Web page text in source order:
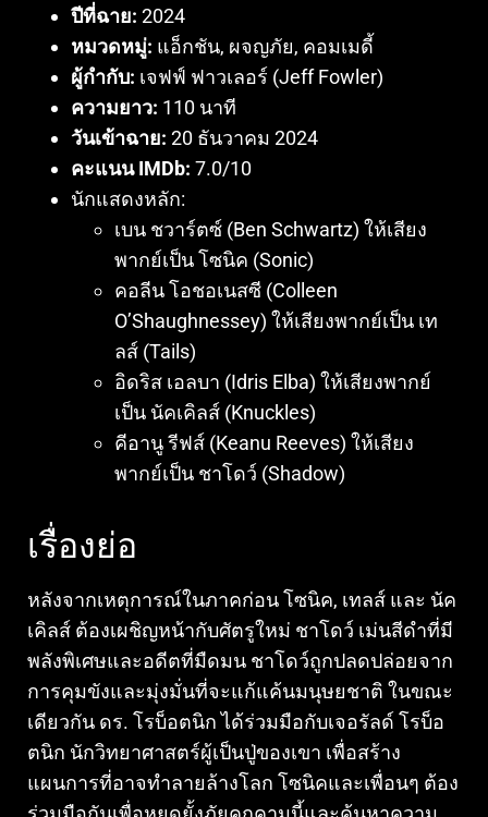
ปีที่ฉาย: 2024
หมวดหมู่: แอ็กชัน, ผจญภัย, คอมเมดี้
ผู้กำกับ: เจฟฟ์ ฟาวเลอร์ (Jeff Fowler)
ความยาว: 110 นาที
วันเข้าฉาย: 20 ธันวาคม 2024
คะแนน IMDb: 7.0/10
นักแสดงหลัก:
เบน ชวาร์ตซ์ (Ben Schwartz) ให้เสียง
พากย์เป็น โซนิค (Sonic)
คอลีน โอชอเนสซี (Colleen
O’Shaughnessey) ให้เสียงพากย์เป็น เท
ลส์ (Tails)
อิดริส เอลบา (Idris Elba) ให้เสียงพากย์
เป็น นัคเคิลส์ (Knuckles)
คีอานู รีฟส์ (Keanu Reeves) ให้เสียง
พากย์เป็น ชาโดว์ (Shadow)
เรื่องย่อ
หลังจากเหตุการณ์ในภาคก่อน โซนิค, เทลส์ และ นัค
เคิลส์ ต้องเผชิญหน้ากับศัตรูใหม่ ชาโดว์ เม่นสีดำที่มี
พลังพิเศษและอดีตที่มืดมน ชาโดว์ถูกปลดปล่อยจาก
การคุมขังและมุ่งมั่นที่จะแก้แค้นมนุษยชาติ ในขณะ
เดียวกัน ดร. โรบ็อตนิก ได้ร่วมมือกับเจอรัลด์ โรบ็อ
ตนิก นักวิทยาศาสตร์ผู้เป็นปู่ของเขา เพื่อสร้าง
แผนการที่อาจทำลายล้างโลก โซนิคและเพื่อนๆ ต้อง